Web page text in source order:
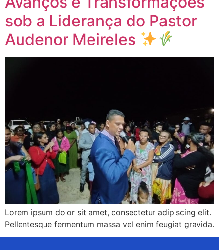
sob a Liderança do Pastor
Audenor Meireles
Lorem ipsum dolor sit amet, consectetur adipiscing elit.
Pellentesque fermentum massa vel enim feugiat gravida.